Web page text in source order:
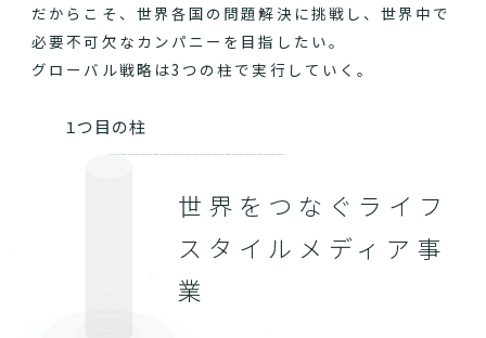
だからこそ、世界各国の問題解決に挑戦し、世界中で
必要不可欠なカンパニーを目指したい。
グローバル戦略は3つの柱で実行していく。
１つ目の柱
世界をつなぐライフ
スタイルメディア事
業